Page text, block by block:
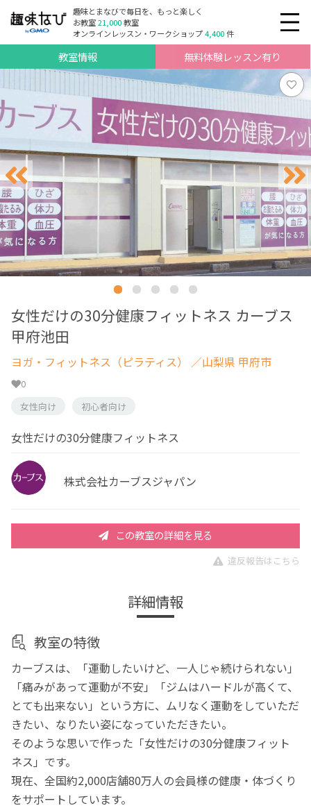
趣味とまなびで毎日を、もっと楽しく
お教室21,000教室
オンラインレッスン・ワークショップ4,400件
教室情報 無料体験レッスン有り
女性だけの30分健康フィットネス カーブス
甲府池田
ヨガ・フィットネス（ピラティス） ／山梨県 甲府市
0
女性向け
初心者向け
女性だけの30分健康フィットネス
株式会社カーブスジャパン
この教室の詳細を見る
違反報告はこちら
詳細情報
教室の特徴
カーブスは、「運動したいけど、一人じゃ続けられない」
「痛みがあって運動が不安」「ジムはハードルが高くて、
とても出来ない」という方に、ムリなく運動をしていただ
きたい、なりたい姿になっていただきたい。
そのような思いで作った「女性だけの30分健康フィット
ネス」です。
現在、全国約2,000店舗80万人の会員様の健康・体づくり
をサポートしています。